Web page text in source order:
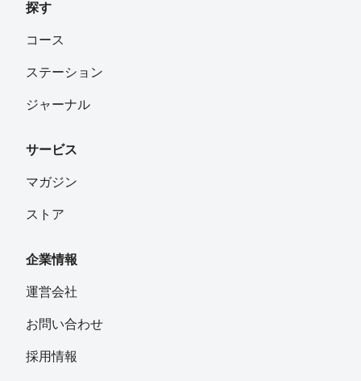
探す
コース
ステーション
ジャーナル
サービス
マガジン
ストア
企業情報
運営会社
お問い合わせ
採用情報